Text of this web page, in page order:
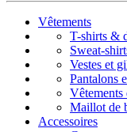
Vêtements
T-shirts &
Sweat-
Vestes et
Pantalons
Vêtements
Maillot de
Accessoires